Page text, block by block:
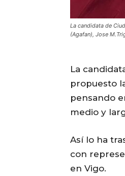
La candidata de
(Agafan), Jose
La
propuesto
pensando
medio y
Así lo ha
con
en Vigo.